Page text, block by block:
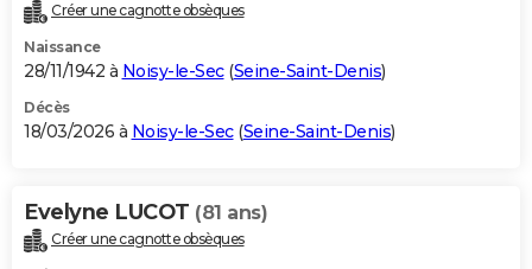
Destinations
City break
Voyage nature
Voyage de noces
Forum
Climat
+PHOTO
GUIDES D'ACHAT
BONS PLANS
Carte de Noël
Carte Bonne année
Carte Saint-Valentin
Carte Pâques
Carte d'anniversaire
DICTIONNAIRE
Créer une cagnotte obsèques
Naissance
28/11/1942 à Noisy-le-Sec(Seine-Saint-Denis)
Décès
18/03/2026 à Noisy-le-Sec(Seine-Saint-Denis)
Evelyne LUCOT (81 ans)
Créer une cagnotte obsèques